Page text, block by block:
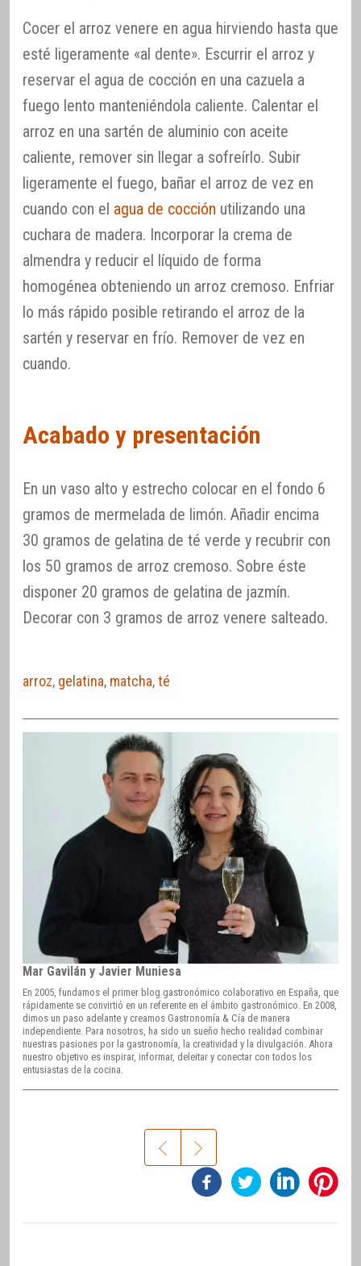
Cocer el arroz venere en agua hirviendo hasta que
esté ligeramente «al dente». Escurrir el arroz y
reservar el agua de cocción en una cazuela a
fuego lento manteniéndola caliente. Calentar el
arroz en una sartén de aluminio con aceite
caliente, remover sin llegar a sofreírlo. Subir
ligeramente el fuego, bañar el arroz de vez en
cuando con el agua de cocción utilizando una
cuchara de madera. Incorporar la crema de
almendra y reducir el líquido de forma
homogénea obteniendo un arroz cremoso. Enfriar
lo más rápido posible retirando el arroz de la
sartén y reservar en frío. Remover de vez en
cuando.
Acabado y presentación
En un vaso alto y estrecho colocar en el fondo 6
gramos de mermelada de limón. Añadir encima
30 gramos de gelatina de té verde y recubrir con
los 50 gramos de arroz cremoso. Sobre éste
disponer 20 gramos de gelatina de jazmín.
Decorar con 3 gramos de arroz venere salteado.
arroz, gelatina, matcha,té
Mar Gavilán y Javier Muniesa
En 2005, fundamos el primer blog gastronómico colaborativo en España, que
rápidamente se convirtió en un referente en el ámbito gastronómico. En 2008,
dimos un paso adelante y creamos Gastronomía & Cía de manera
independiente. Para nosotros, ha sido un sueño hecho realidad combinar
nuestras pasiones por la gastronomía, la creatividad y la divulgación. Ahora
nuestro objetivo es inspirar, informar, deleitar y conectar con todos los
entusiastas de la cocina.